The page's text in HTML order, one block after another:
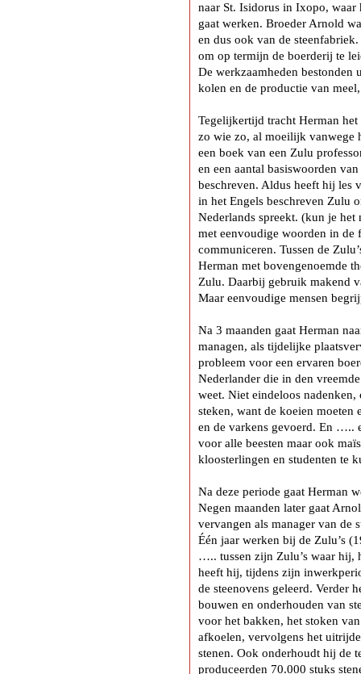
naar St. Isidorus in Ixopo,
gaat werken. Broeder Arnold
en dus ook van de
om op termijn de boerderij te
De werkzaamheden bestonden
kolen en de productie van
Tegelijkertijd tracht Herman
zo wie zo, al moeilijk
een boek van een Zulu
en een aantal basiswoorden
beschreven. Aldus heeft hij les
in het Engels beschreven Zulu
Nederlands spreekt. (kun je
met eenvoudige woorden in de
communiceren. Tussen de
Herman met bovengenoemde
Zulu. Daarbij gebruik makend
Maar eenvoudige mensen
Na 3 maanden gaat Herman
managen, als tijdelijke
probleem voor een ervaren
Nederlander die in den
weet. Niet eindeloos
steken, want de koeien moeten
en de varkens gevoerd. En …..
voor alle beesten maar ook
kloosterlingen en studenten te
Na deze periode gaat Herman
Negen maanden later gaat
vervangen als manager van de
Één jaar werken bij de Zulu’s
….. tussen zijn Zulu’s waar
heeft hij, tijdens zijn
de steenovens geleerd. Verder
bouwen en onderhouden van
voor het bakken, het stoken
afkoelen, vervolgens het
stenen. Ook onderhoudt hij de
produceerden 70.000 stuks